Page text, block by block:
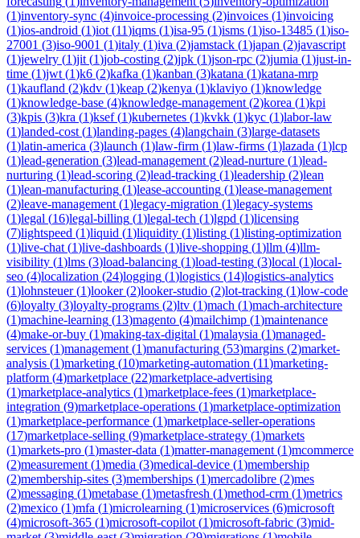
(1)inventory-sync (4)invoice-processing (2)invoices (1)invoicing
(1)ios-android (1)iot (11)iqms (1)isa-95 (1)isms (1)iso-13485 (1)iso-
27001 (3)iso-9001 (1)italy (1)iva (2)jamstack (1)japan (2)javascript
(1)jewelry (1)jit (1)job-costing (2)jpk (1)json-rpc (2)jumia (1)just-in-
time (1)jwt (1)k6 (2)kafka (1)kanban (3)katana (1)katana-mrp
(1)kaufland (2)kdv (1)keap (2)kenya (1)klaviyo (1)knowledge
(1)knowledge-base (4)knowledge-management (2)korea (1)kpi
(3)kpis (3)kra (1)ksef(1)kubernetes (1)kvkk (1)kyc (1)labor-law
(1)landed-cost (1)landing-pages (4)langchain (3)large-datasets
(1)latin-america (3)launch (1)law-firm (1)law-firms (1)lazada (1)lcp
(1)lead-generation (3)lead-management (2)lead-nurture (1)lead-
nurturing (1)lead-scoring (2)lead-tracking (1)leadership (2)lean
(1)lean-manufacturing (1)lease-accounting (1)lease-management
(2)leave-management (1)legacy-migration (1)legacy-systems
(1)legal (16)legal-billing (1)legal-tech (1)lgpd (1)licensing
(7)lightspeed (1)liquid (1)liquidity (1)listing (1)listing-optimization
(1)live-chat (1)live-dashboards (1)live-shopping (1)llm (4)llm-
visibility (1)lms (3)load-balancing (1)load-testing (3)local (1)local-
seo (4)localization (24)logging (1)logistics (14)logistics-analytics
(1)lohnsteuer(1)looker(2)looker-studio (2)lot-tracking (1)low-code
(6)loyalty (3)loyalty-programs (2)ltv (1)mach (1)mach-architecture
(1)machine-learning (13)magento (4)mailchimp (1)maintenance
(4)make-or-buy (1)making-tax-digital (1)malaysia (1)managed-
services (1)management (1)manufacturing (53)margins (2)market-
analysis (1)marketing (10)marketing-automation (11)marketing-
platform (4)marketplace (22)marketplace-advertising
(1)marketplace-analytics (1)marketplace-fees (1)marketplace-
integration (9)marketplace-operations (1)marketplace-optimization
(1)marketplace-performance (1)marketplace-seller-operations
(17)marketplace-selling (9)marketplace-strategy (1)markets
(1)markets-pro (1)master-data (1)matter-management (1)mcommerce
(2)measurement (1)media (3)medical-device (1)membership
(2)membership-sites (3)memberships (1)mercadolibre (2)mes
(2)messaging (1)metabase (1)metasfresh (1)method-crm (1)metrics
(2)mexico (1)mfa (1)microlearning (1)microservices (6)microsoft
(4)microsoft-365 (1)microsoft-copilot (1)microsoft-fabric (3)mid-